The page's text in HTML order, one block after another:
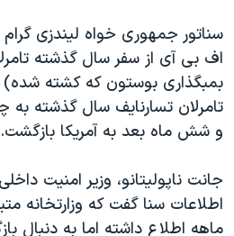
قانون شفافیت دارائی کادر رهبری
اعتراضات مردمی آبان ۹۸
اسرائیل در جنگ
نرگس محمدی برنده جایزه نوبل صلح
صفحه‌های ویژه
سفر پرزیدنت ترامپ به چین
سناتور جمهوری خواه لیندزی
اف بی آی از سفر سال گذشته
بمبگذاری بوستون که کشته
تامرلان تسارنایف سال گذشته
و شش ماه بعد به آمریکا بازگشت.
جانت ناپولیتانو، وزیر امنیت
اطلاعات سنا گفت که
ماهه اطلاع داشته اما به دنبال